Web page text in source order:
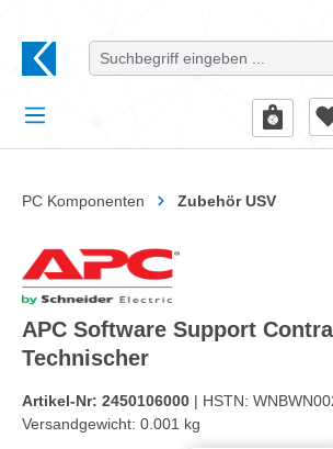
PC Komponenten Zubehör USV
APC Software Support
Technischer
Artikel-Nr: 2450106000 | HSTN:
Versandgewicht: 0.001 kg